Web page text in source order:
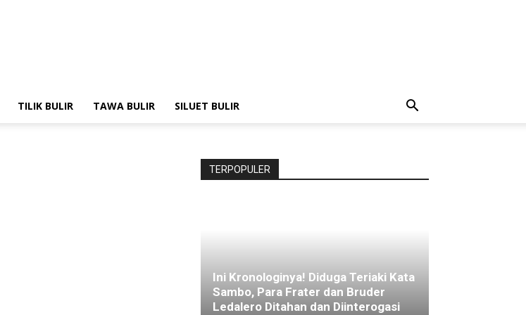
TILIK BULIR TAWA BULIR SILUET BULIR
TERPOPULER
Ini Kronologinya! Diduga Teriaki Kata
Sambo, Para Frater dan Bruder
Ledalero Ditahan dan Diinterogasi